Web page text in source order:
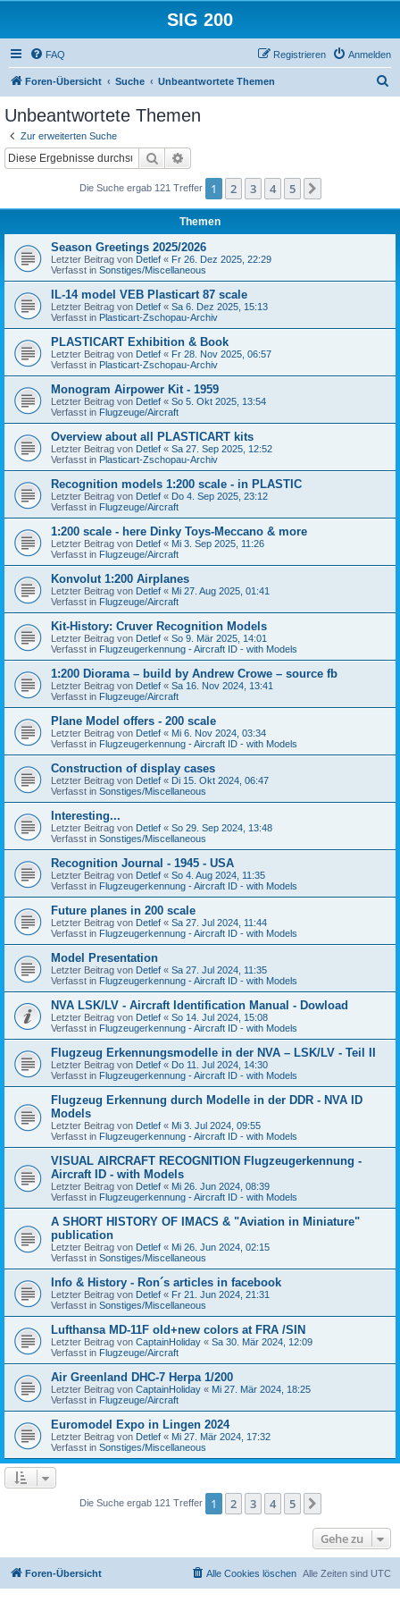
SIG 200
FAQ Anmelden
Registrieren
Foren-Übersicht Suche Unbeantwortete Themen
Unbeantwortete Themen
Zur erweiterten Suche
Suche
Die Suche ergab 121 Treffer 1 2 3 4 5
Themen
Season Greetings 2025/2026
Letzter Beitrag von Detlef « Fr 26. Dez 2025, 22:29
Verfasst in Sonstiges/Miscellaneous
IL-14 model VEB Plasticart 87 scale
Letzter Beitrag von Detlef « Sa 6. Dez 2025, 15:13
Verfasst in Plasticart-Zschopau-Archiv
PLASTICART Exhibition & Book
Letzter Beitrag von Detlef « Fr 28. Nov 2025, 06:57
Verfasst in Plasticart-Zschopau-Archiv
Monogram Airpower Kit - 1959
Letzter Beitrag von Detlef « So 5. Okt 2025, 13:54
Verfasst in Flugzeuge/Aircraft
Overview about all PLASTICART kits
Letzter Beitrag von Detlef « Sa 27. Sep 2025, 12:52
Verfasst in Plasticart-Zschopau-Archiv
Recognition models 1:200 scale - in PLASTIC
Letzter Beitrag von Detlef « Do 4. Sep 2025, 23:12
Verfasst in Flugzeuge/Aircraft
1:200 scale - here Dinky Toys-Meccano & more
Letzter Beitrag von Detlef « Mi 3. Sep 2025, 11:26
Verfasst in Flugzeuge/Aircraft
Konvolut 1:200 Airplanes
Letzter Beitrag von Detlef « Mi 27. Aug 2025, 01:41
Verfasst in Flugzeuge/Aircraft
Kit-History: Cruver Recognition Models
Letzter Beitrag von Detlef « So 9. Mär 2025, 14:01
Verfasst in Flugzeugerkennung - Aircraft ID - with Models
1:200 Diorama – build by Andrew Crowe – source fb
Letzter Beitrag von Detlef « Sa 16. Nov 2024, 13:41
Verfasst in Flugzeuge/Aircraft
Plane Model offers - 200 scale
Letzter Beitrag von Detlef « Mi 6. Nov 2024, 03:34
Verfasst in Flugzeugerkennung - Aircraft ID - with Models
Construction of display cases
Letzter Beitrag von Detlef « Di 15. Okt 2024, 06:47
Verfasst in Sonstiges/Miscellaneous
Interesting...
Letzter Beitrag von Detlef « So 29. Sep 2024, 13:48
Verfasst in Sonstiges/Miscellaneous
Recognition Journal - 1945 - USA
Letzter Beitrag von Detlef « So 4. Aug 2024, 11:35
Verfasst in Flugzeugerkennung - Aircraft ID - with Models
Future planes in 200 scale
Letzter Beitrag von Detlef « Sa 27. Jul 2024, 11:44
Verfasst in Flugzeugerkennung - Aircraft ID - with Models
Model Presentation
Letzter Beitrag von Detlef « Sa 27. Jul 2024, 11:35
Verfasst in Flugzeugerkennung - Aircraft ID - with Models
NVA LSK/LV - Aircraft Identification Manual - Dowload
Letzter Beitrag von Detlef « So 14. Jul 2024, 15:08
Verfasst in Flugzeugerkennung - Aircraft ID - with Models
Flugzeug Erkennungsmodelle in der NVA – LSK/LV - Teil II
Letzter Beitrag von Detlef « Do 11. Jul 2024, 14:30
Verfasst in Flugzeugerkennung - Aircraft ID - with Models
Flugzeug Erkennung durch Modelle in der DDR - NVA ID
Models
Letzter Beitrag von Detlef « Mi 3. Jul 2024, 09:55
Verfasst in Flugzeugerkennung - Aircraft ID - with Models
VISUAL AIRCRAFT RECOGNITION Flugzeugerkennung -
Aircraft ID - with Models
Letzter Beitrag von Detlef « Mi 26. Jun 2024, 08:39
Verfasst in Flugzeugerkennung - Aircraft ID - with Models
A SHORT HISTORY OF IMACS & "Aviation in Miniature"
publication
Letzter Beitrag von Detlef « Mi 26. Jun 2024, 02:15
Verfasst in Sonstiges/Miscellaneous
Info & History - Ron´s articles in facebook
Letzter Beitrag von Detlef « Fr 21. Jun 2024, 21:31
Verfasst in Sonstiges/Miscellaneous
Lufthansa MD-11F old+new colors at FRA /SIN
Letzter Beitrag von CaptainHoliday « Sa 30. Mär 2024, 12:09
Verfasst in Flugzeuge/Aircraft
Air Greenland DHC-7 Herpa 1/200
Letzter Beitrag von CaptainHoliday « Mi 27. Mär 2024, 18:25
Verfasst in Flugzeuge/Aircraft
Euromodel Expo in Lingen 2024
Letzter Beitrag von Detlef « Mi 27. Mär 2024, 17:32
Verfasst in Sonstiges/Miscellaneous
Die Suche ergab 121 Treffer 1 2 3 4 5
Gehe zu
Foren-Übersicht Alle Zeiten sind UTC
Alle Cookies löschen